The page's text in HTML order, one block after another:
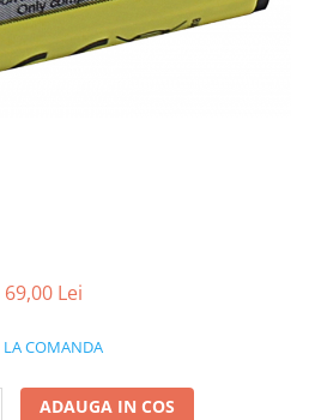
69,00 Lei
LA COMANDA
ADAUGA IN COS